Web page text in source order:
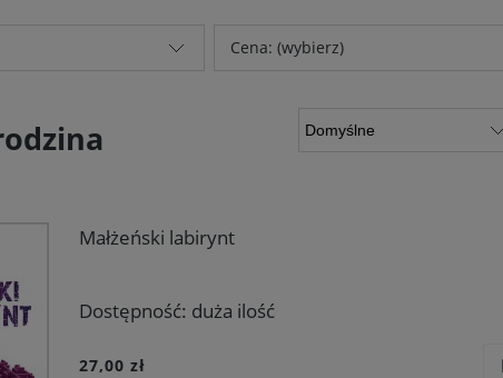
Cena: (wybierz)
Małżeński labirynt
Dostępność: duża ilość
27,00 zł